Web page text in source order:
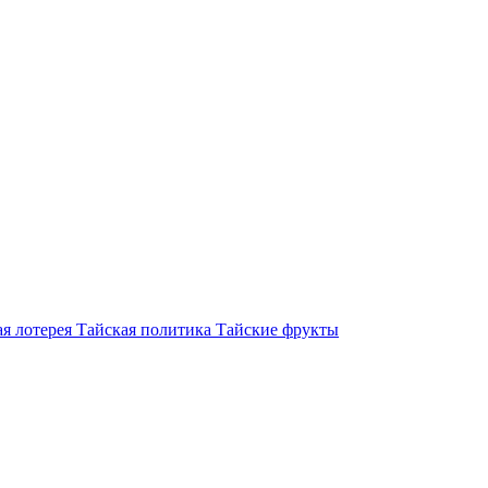
лотерея Тайская политика Тайские фрукты